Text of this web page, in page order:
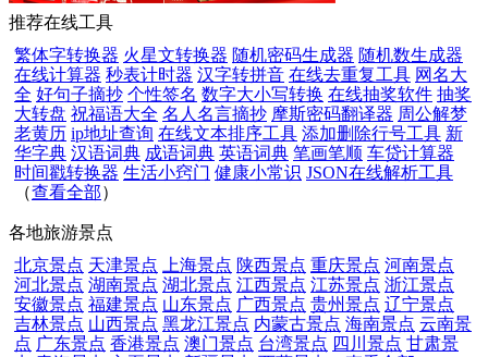
推荐在线工具
繁体字转换器 火星文转换器 随机密码生成器 随机数生成器
在线计算器 秒表计时器 汉字转拼音 在线去重复工具 网名大
全 好句子摘抄 个性签名 数字大小写转换 在线抽奖软件 抽奖
大转盘 祝福语大全 名人名言摘抄 摩斯密码翻译器 周公解梦
老黄历 ip地址查询 在线文本排序工具 添加删除行号工具 新
华字典 汉语词典 成语词典 英语词典 笔画笔顺 车贷计算器
时间戳转换器 生活小窍门 健康小常识 JSON在线解析工具
（查看全部）
各地旅游景点
北京景点 天津景点 上海景点 陕西景点 重庆景点 河南景点
河北景点 湖南景点 湖北景点 江西景点 江苏景点 浙江景点
安徽景点 福建景点 山东景点 广西景点 贵州景点 辽宁景点
吉林景点 山西景点 黑龙江景点 内蒙古景点 海南景点 云南景
点 广东景点 香港景点 澳门景点 台湾景点 四川景点 甘肃景